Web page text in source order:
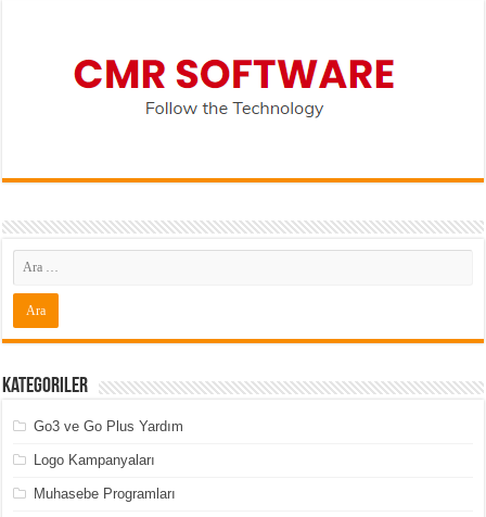
Kategoriler
Go3 ve Go Plus Yardım
Logo Kampanyaları
Muhasebe Programları